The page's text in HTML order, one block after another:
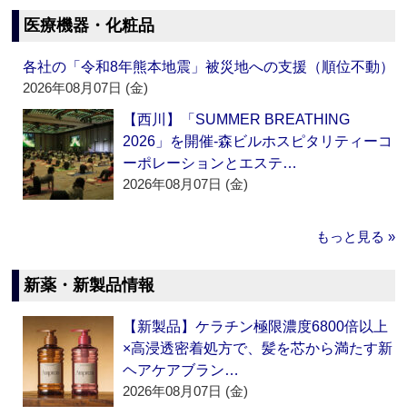
医療機器・化粧品
各社の「令和8年熊本地震」被災地への支援（順位不動）
2026年08月07日 (金)
【西川】「SUMMER BREATHING
2026」を開催‐森ビルホスピタリティーコ
ーポレーションとエステ…
2026年08月07日 (金)
もっと見る »
新薬・新製品情報
【新製品】ケラチン極限濃度6800倍以上
×高浸透密着処方で、髪を芯から満たす新
ヘアケアブラン…
2026年08月07日 (金)